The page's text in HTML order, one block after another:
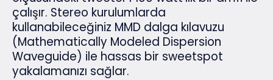
çalışır. Stereo kurulumlarda
kullanabileceğiniz MMD dalga kılavuzu
(Mathematically Modeled Dispersion
Waveguide) ile hassas bir sweetspot
yakalamanızı sağlar.